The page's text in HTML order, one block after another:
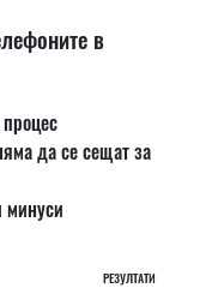
в
да се сещат за
минуси
РЕЗУЛТАТИ